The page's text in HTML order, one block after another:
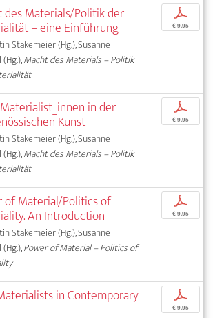
des Materials/Politik der
– eine Einführung
Stakemeier (Hg.), Susanne
Macht des Materials – Politik
p
€ 9,95
in der
Kunst
Stakemeier (Hg.), Susanne
Macht des Materials – Politik
p
€ 9,95
of Material/Politics of
An Introduction
Stakemeier (Hg.), Susanne
Power of Material – Politics of
p
€ 9,95
in Contemporary p
€ 9,95